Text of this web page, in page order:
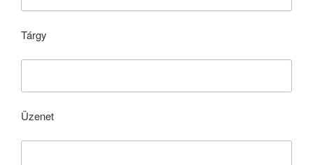
Tárgy
Üzenet